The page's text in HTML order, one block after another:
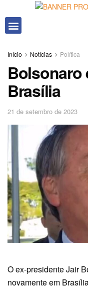
Início Notícias Política
Bolsonaro
Brasília
21 de setembro de 2023
O ex-presidente Jair
novamente em